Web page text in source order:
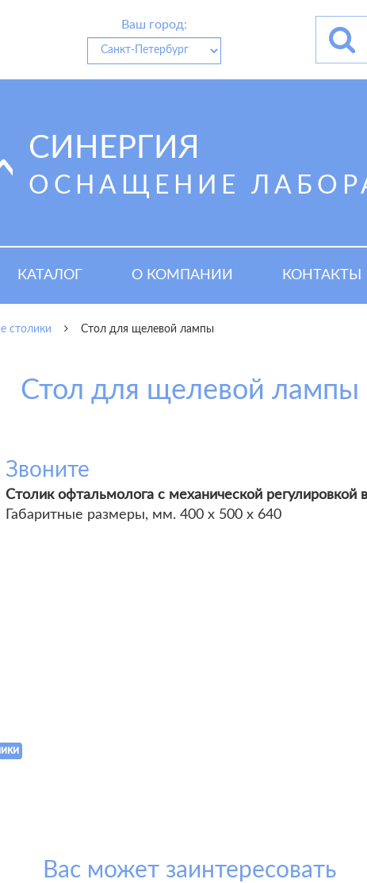
Ваш город:
СИНЕРГИЯ
ОСНАЩЕНИЕ
КАТАЛОГ О КОМПАНИИ КОНТАКТЫ
столики Стол для щелевой лампы
Стол для щелевой лампы
Звоните
Столик офтальмолога с механической регулировкой
Габаритные размеры, мм. 400 х 500 х 640
Вас может заинтересовать